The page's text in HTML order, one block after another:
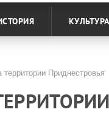
КУЛЬТУРА
Приднестровья